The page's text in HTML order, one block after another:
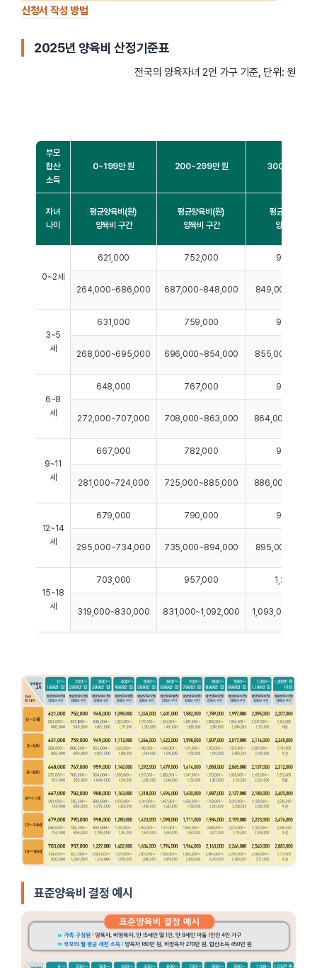
신청서 작성 방법
2025년 양육비 산정기준표
전국의 양육자녀 2인 가구 기준, 단위: 원
부모
합산
소득
0~199만 원 200~299만 원 300~399만
자녀
나이
평균양육비(원)
양육비 구간
평균양육비(원)
양육비 구간
평균양육비(원)
양육비 구간
0~2세
621,000 752,000 945,000
264,000~686,000 687,000~848,000
3~5
세
631,000 759,000 949,000
268,000~695,000 696,000~854,000
6~8
세
648,000 767,000 959,000
272,000~707,000 708,000~863,000
9~11
세
667,000 782,000 988,000
281,000~724,000 725,000~885,000
12~14
세
679,000 790,000 998,000
295,000~734,000 735,000~894,000
15~18
세
703,000 957,000 1,227,000
319,000~830,000 831,000~1,092,000
표준양육비 결정 예시